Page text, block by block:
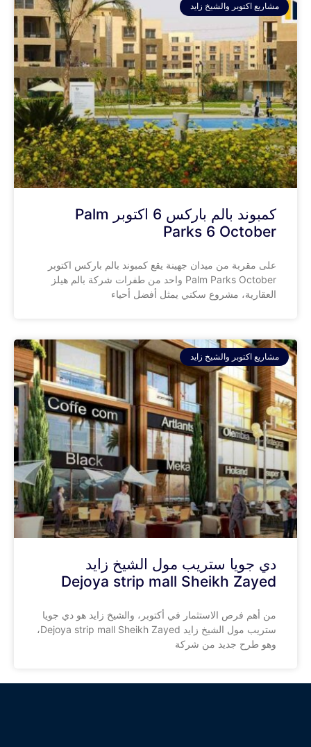
مشاريع اكتوبر والشيخ زايد
كمبوند بالم باركس 6 اكتوبر Palm
Parks 6 October
على مقربة من ميدان جهينة يقع كمبوند بالم باركس اكتوبر
Palm Parks October واحد من طفرات شركة بالم هيلز
العقارية، مشروع سكني يمثل أفضل أحياء
مشاريع اكتوبر والشيخ زايد
دي جويا ستريب مول الشيخ زايد
Dejoya strip mall Sheikh Zayed
من أهم فرص الاستثمار في أكتوبر، والشيخ زايد هو دي جويا
ستريب مول الشيخ زايد Dejoya strip mall Sheikh Zayed،
وهو طرح جديد من شركة